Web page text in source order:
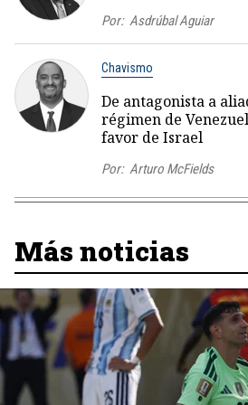
Por: Asdrúbal Aguiar
Chavismo
De antagonista a
régimen de
favor de Israel
Por: Arturo McFields
Más noticias